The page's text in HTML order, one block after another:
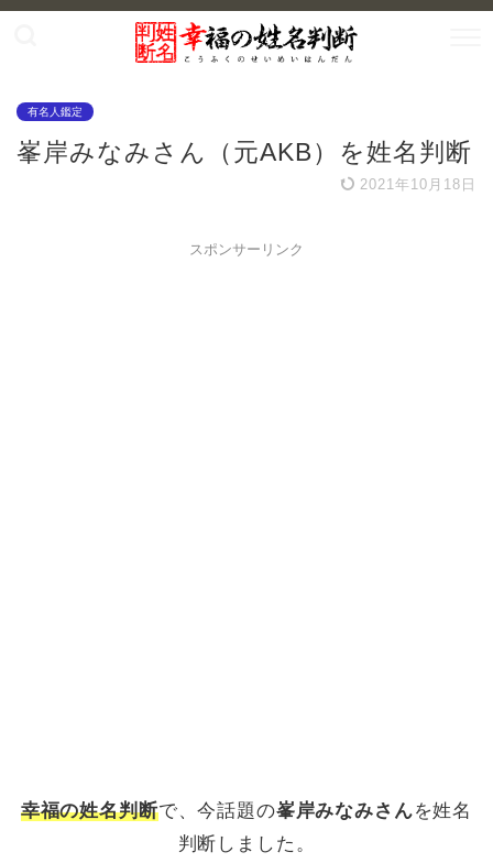
有名人鑑定
峯岸みなみさん（元AKB）を姓名判断
2021年10月18日
スポンサーリンク
幸福の姓名判断で、今話題の峯岸みなみさんを姓名
判断しました。